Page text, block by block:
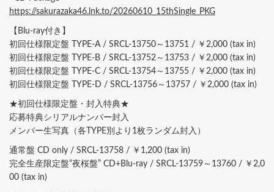
https://sakurazaka46.lnk.to/20260610_15thSingle_PKG
【Blu-ray付き】
初回仕様限定盤 TYPE-A / SRCL-13750～13751 / ￥2,000 (tax in)
初回仕様限定盤 TYPE-B / SRCL-13752～13753 / ￥2,000 (tax in)
初回仕様限定盤 TYPE-C / SRCL-13754～13755 / ￥2,000 (tax in)
初回仕様限定盤 TYPE-D / SRCL-13756～13757 / ￥2,000 (tax in)
★初回仕様限定盤・封入特典★
応募特典シリアルナンバー封入
メンバー生写真（各TYPE別より1枚ランダム封入）
通常盤 CD only / SRCL-13758 / ￥1,200 (tax in)
完全生産限定盤“夜桜盤” CD+Blu-ray / SRCL-13759～13760 / ￥2,0
00 (tax in)